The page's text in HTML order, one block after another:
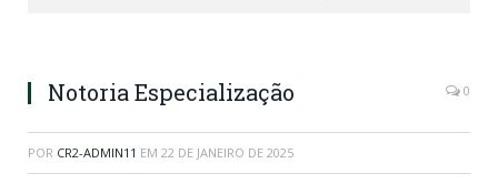
Notoria Especialização 0
POR CR2-ADMIN11 EM 22 DE JANEIRO DE 2025